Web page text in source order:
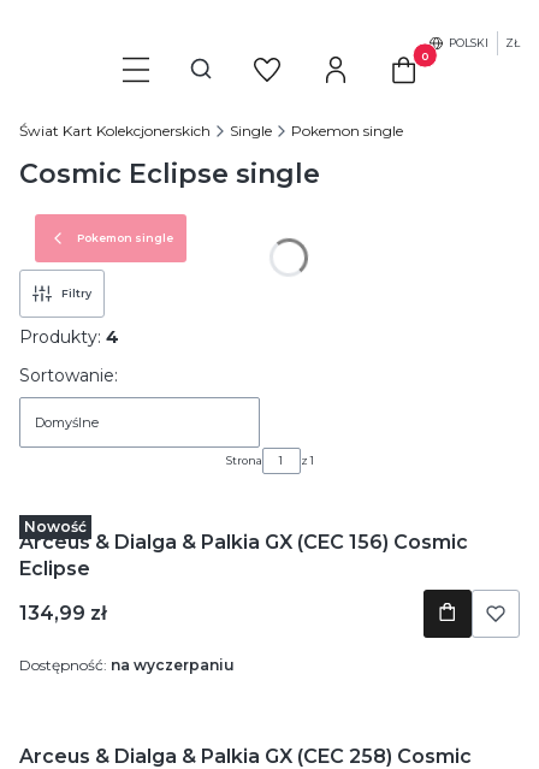
POLSKI ZŁ
Otwórz wyszukiwarkę Produkty w
Świat Kart Kolekcjonerskich Single Pokemon single
Cosmic Eclipse single
Pokemon single
Filtry
Produkty: 4
Lista produktów
Sortowanie:
Domyślne
Strona z 1
Nowość
Arceus & Dialga & Palkia GX (CEC 156) Cosmic
Eclipse
Cena
134,99 zł
Dostępność: na wyczerpaniu
Arceus & Dialga & Palkia GX (CEC 258) Cosmic